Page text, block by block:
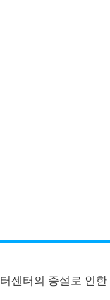
센터의 증설로 인한